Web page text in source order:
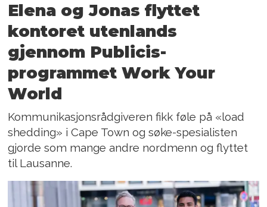
Elena og Jonas flyttet
kontoret utenlands
gjennom Publicis-
programmet Work Your
World
Kommunikasjonsrådgiveren fikk føle på «load
shedding» i Cape Town og søke-spesialisten
gjorde som mange andre nordmenn og flyttet
til Lausanne.